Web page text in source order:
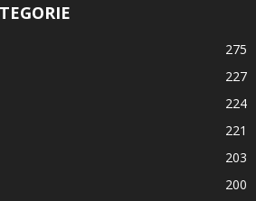
275
227
224
221
203
200